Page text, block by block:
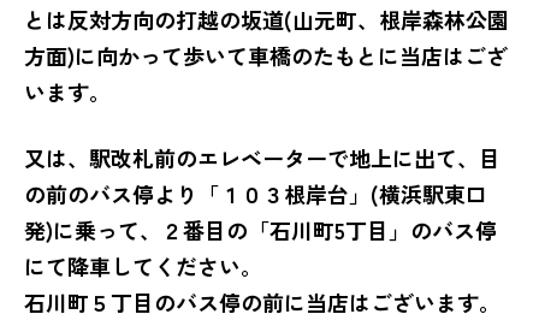
とは反対方向の打越の坂道(山元町、根岸森林公園
方面)に向かって歩いて車橋のたもとに当店はござ
います。
又は、駅改札前のエレベーターで地上に出て、目
の前のバス停より「１０３根岸台」(横浜駅東口
発)に乗って、２番目の「石川町5丁目」のバス停
にて降車してください。
石川町５丁目のバス停の前に当店はございます。